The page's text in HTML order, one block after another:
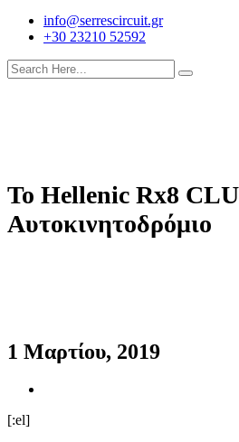
info@serrescircuit.gr
+30 23210 52592
To Hellenic Rx8
Αυτοκινητοδρόμιο
1 Μαρτίου, 2019
[:el]